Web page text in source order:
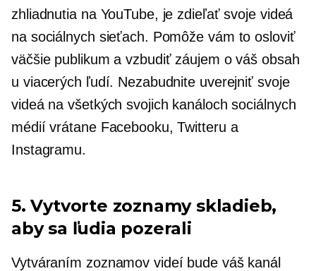
zhliadnutia na YouTube, je zdieľať svoje videá
na sociálnych sieťach. Pomôže vám to osloviť
väčšie publikum a vzbudiť záujem o váš obsah
u viacerých ľudí. Nezabudnite uverejniť svoje
videá na všetkých svojich kanáloch sociálnych
médií vrátane Facebooku, Twitteru a
Instagramu.
5. Vytvorte zoznamy skladieb,
aby sa ľudia pozerali
Vytváraním zoznamov videí bude váš kanál